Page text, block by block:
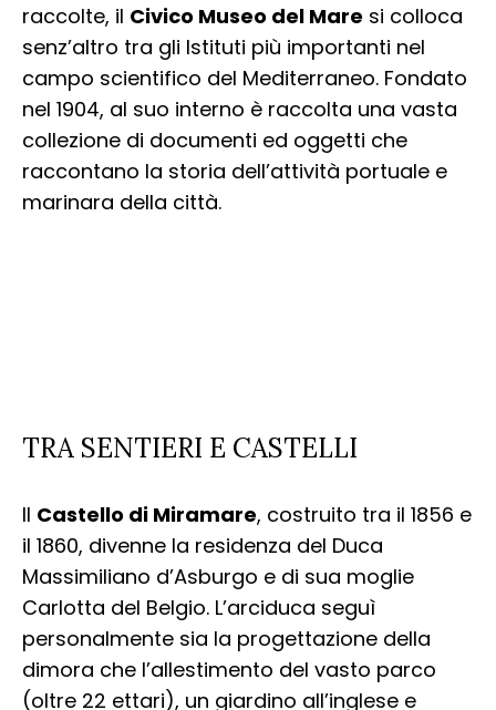
raccolte, il Civico Museo del Mare si colloca
senz’altro tra gli Istituti più importanti nel
campo scientifico del Mediterraneo. Fondato
nel 1904, al suo interno è raccolta una vasta
collezione di documenti ed oggetti che
raccontano la storia dell’attività portuale e
marinara della città.
TRA SENTIERI E CASTELLI
Il Castello di Miramare, costruito tra il 1856 e
il 1860, divenne la residenza del Duca
Massimiliano d’Asburgo e di sua moglie
Carlotta del Belgio. L’arciduca seguì
personalmente sia la progettazione della
dimora che l’allestimento del vasto parco
(oltre 22 ettari), un giardino all’inglese e